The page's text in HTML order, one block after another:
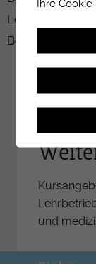
Lernenden
und
Ihre